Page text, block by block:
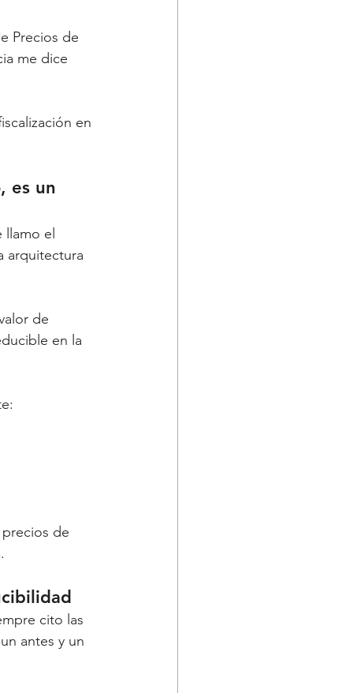
Precios de
me dice
en
es un
el
arquitectura
de
en la
de
cito las
antes y un